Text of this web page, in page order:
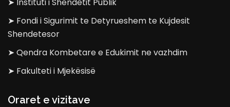
➤ Instituti i Shëndetit Publik
➤ Fondi i Sigurimit te Detyrueshem te Kujdesit
Shendetesor
➤ Qendra Kombetare e Edukimit ne vazhdim
➤ Fakulteti i Mjekësisë
Oraret e vizitave